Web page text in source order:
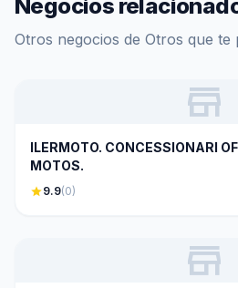
Negocios
Otros negocios de Otros que te
store
ILERMOTO. CONCESSIONARI
MOTOS.
star9.9(0)
store